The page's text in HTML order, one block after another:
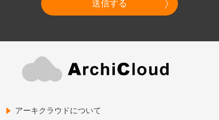
送信する
アーキクラウドについて